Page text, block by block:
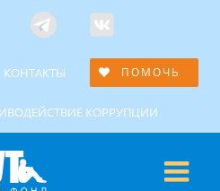
Telegramm
Custom
КОНТАКТЫ ПОМОЧЬ
КОРРУПЦИИ